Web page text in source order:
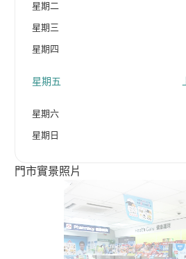
星期二
星期三
星期四
星期五
星期六
星期日
門市實景照片